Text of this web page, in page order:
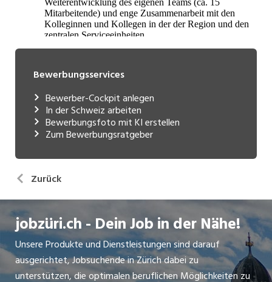
Bewerbungsservices
Bewerber-Cockpit anlegen
In der Schweiz arbeiten
Bewerbungsfoto mit KI erstellen
Zum Bewerbungsratgeber
Zurück
jobzüri.ch - Dein Job in der Nähe!
Unsere Produkte und Dienstleistungen sind darauf
ausgerichtet, Jobsuchende in Zürich dabei zu
unterstützen, die optimalen beruflichen Möglichkeiten zu